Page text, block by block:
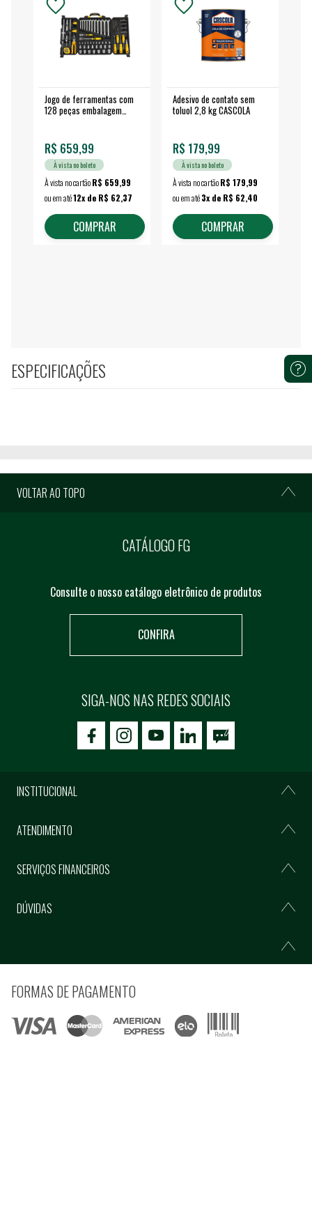
Jogo de ferramentas com
128 peças embalagem
R$ 659,99
À vista no boleto
À vista no cartãoR$ 659,99
ou em até12x de R$ 62,37
COMPRAR
Adesivo de contato sem
toluol 2,8 kg CASCOLA
R$ 179,99
À vista no boleto
À vista no cartãoR$ 179,99
ou em até3x de R$ 62,40
COMPRAR
ESPECIFICAÇÕES
VOLTAR AO TOPO
CATÁLOGO FG
Consulte o nosso catálogo eletrônico de produtos
CONFIRA
SIGA-NOS NAS REDES SOCIAIS
icon-facebookicon-social02icon-social03
INSTITUCIONAL
ATENDIMENTO
SERVIÇOS FINANCEIROS
DÚVIDAS
FORMAS DE PAGAMENTO